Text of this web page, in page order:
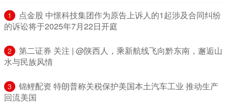
1
​点金股 中憬科技集团作为原告上诉人的1起涉及合同纠纷
的诉讼将于2025年7月22日开庭
2
​第二证券 关注 | @陕西人，乘新航线飞向黔东南，邂逅山
水与民族风情
3
​锦鲤配资 特朗普称关税保护美国本土汽车工业 推动生产
回流美国